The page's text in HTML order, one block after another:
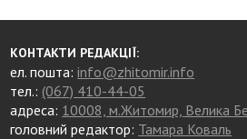
КОНТАКТИ РЕДАКЦІЇ:
ел. пошта:info@zhitomir.info
тел.: (067) 410-44-05
адреса: 10008, м.Житомир, Велика
головний редактор: Тамара Коваль